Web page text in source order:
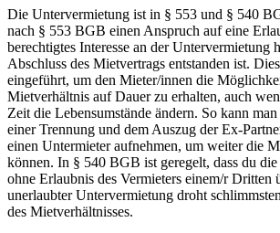
Die Untervermietung ist in § 553 und § 540
nach § 553 BGB einen Anspruch auf eine
berechtigtes Interesse an der Untervermietung
Abschluss des Mietvertrags entstanden ist.
eingeführt, um den Mieter/innen die
Mietverhältnis auf Dauer zu erhalten, auch
Zeit die Lebensumstände ändern. So kann
einer Trennung und dem Auszug der Ex-
einen Untermieter aufnehmen, um weiter die
können. In § 540 BGB ist geregelt, dass du
ohne Erlaubnis des Vermieters einem/r Dritten
unerlaubter Untervermietung droht
des Mietverhältnisses.